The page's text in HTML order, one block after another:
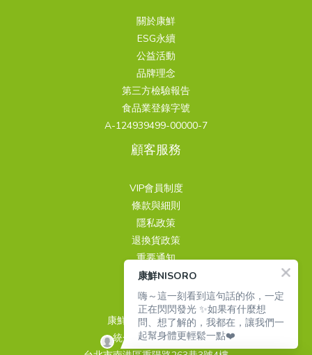
積，因此選購與食用時，仍應以一般營養補充的角度看待，避免對
產品抱持過度期待。— 口服 PDRN 和外用 PDRN 差異比較比較項目
口服 PDRN（吃的／喝的）外用 PDRN（精華液／安瓶）使用途徑經
消化分解與消化道吸收塗抹於肌膚表面，作為局部保養使用便利性
飲品或膠囊形式，方便納入日常補充需搭配清潔與日常保養步驟使
用分子處理方式經消化酵素分解為核苷酸或核苷後吸收實際滲透情
形取決於分子量、配方與劑型設計兩者關係兩者並非互相取代，而
是不同的產品形式與保養思路— 口服 PDRN 經常搭配哪些成分？市
面上的口服 PDRN 多採複合配方設計，常見搭配成分包括：●膠原
市場上常見的配方組合。●透明質酸鈉（玻尿酸）：常用於主打水
潤保養概念的複合配方。●維生素 C（L-抗壞血酸）：作為抗氧化營
養素，常見於日常美容保健產品中。●輔酶 Q10：常搭配於複合型
抗氧化配方。●複合胜肽：部分品牌會加入複合胜肽，作為產品配
方與定位上的差異。 喝的 PDRN 如何挑選？5 大要點要知道！隨著
臺灣口服 PDRN 市場快速發展，市面上的產品選擇越來越多，但不
同品牌在原料來源、成分標示與檢驗資訊上，仍可能存在差異。選
購前可從以下 5 個方向逐一確認，幫助自己更有依據地比較產品：
— 1. PDRN 來源是否清楚標示？先查看產品標籤或品牌官網，是否
清楚說明 PDRN 的原料來源，例如：挪威鮭魚精巢 DNA 萃取。若
有活躍感染者：建議先諮詢主治醫師，暫緩療程至恢復後再評估。
麗珠蘭屬於醫療行為，應在合法醫療院所，由合格醫師進行評估與
操作。術前諮詢時，應完整告知個人病史、用藥情況、過敏史及曾
接受的醫美療程，並確認產品來源與標示，避免由非醫師操作，或
在非醫療場所接受注射。 喝的、口服麗珠蘭是什麼？保健食品定義
看這邊！「喝的麗珠蘭」並不是 REJURAN 麗珠蘭品牌推出的口服產
品，而是市場上對含有 PDRN、PN 或核苷酸相關成分的保健食品的
通俗說法。這類名稱的流行，反映出消費者對 PDRN 成分的關注，
定位、使用方式與人體利用途徑上皆不相同，不能直接比照注射療
程的作用或結果。— 口服核苷酸進入人體後如何被利用？口服
PDRN、PN 或其他核酸相關成分進入消化道後，通常會經過消化分
解，轉化為核苷酸、核苷、含氮鹼基等較小的分子，其中部分成分
可能經消化道吸收，並參與體內代謝。核苷酸原本就是人體與日常
食物中可見的成分，也是合成 DNA、RNA 的基本材料之一，並參與
多項生理代謝過程。母乳中本身也含有核苷酸，學術研究曾探討膳
食核苷酸與腸道功能、營養利用及免疫相關生理機制的關聯。需要
留意的是，目前關於口服 PDRN、PN 保健食品的研究，仍以原料研
（Tripeptide）組成胺基酸數量2 個（如 Pro-Hyp）3 個（如 Gly-
Pro-Hyp）代表序列Pro-Hyp（脯胺酸－羥脯胺酸）Gly-Pro-
Hyp（甘胺酸－脯胺酸－羥脯胺酸）常見來源魚皮、豬皮膠原蛋白水
解深海魚皮膠原蛋白精製水解（成本較高）吸收機制可透過 PepT1
吸收；有多項人體吸收研究同樣透過 PepT1 吸收；血中穩定存在研
究較多產品應用一般膠原蛋白飲品、膠囊主流配方高端膠原蛋白飲
品，常標榜「三胜肽」差異化市場價格帶中等較高（純化成本較
高）研究數量Pro-Hyp 相關文獻豐富Gly-Pro-Hyp 近年研究快速增
如：改善皮膚等功效。目前也沒有足夠證據可直接認定「三胜肽一
定比二胜肽更好」。選購產品時，建議除了留意胜肽種類之外，也
一併確認原料來源、含量標示是否清楚，以及是否通過第三方安全
檢驗，才能更全面地評估產品品質。 哪些人適合補充膠原蛋白胜
肽？哪些族群要特別注意？膠原蛋白胜肽常被應用於一般食品或營
養補充產品中，可依照個人的飲食習慣、生活型態與保養需求評估
是否補充。以下整理較常見的適合族群，以及食用前需要多加留意
的情況。— 哪些人適合補充膠原蛋白胜肽？●注重日常美容保養
者：隨著年齡增加，人體膠原蛋白的合成與代謝狀況也可能有所變
化，因此有日常保養需求者，常會將膠原蛋白胜肽納入補充選項。
色，而非唯一解方。NISORO 康鮮內容團隊本文彙整 NISORO 睡眠
主題系列前 7 篇文章的重點，內容參考睡眠醫學、時序生物學與相
關臨床試驗公開發表的同儕審查研究。最後更新：2026 年 7 月。參
考資料（本 Hub 全系列彙整）1. Kishi A, Van Dongen HPA.
Phenotypic Interindividual Differences in the Dynamic Structure
of Sleep in Healthy Young Adults. Nature and Science of Sleep.
Communications Biology. 2022.3. Van Cauter E, et al. Age-related
with growth hormone and cortisol levels in healthy men. JAMA.
2000.4. Meyer N, Harvey AG, Lockley SW, Dijk DJ. Circadian
rhythms and disorders of the timing of sleep. The Lancet. 2022.
DOI5. Figueiro MG, et al. The impact of daytime light exposures
on sleep and mood in office workers. Sleep Health. 2017.6.
Münch M, et al. Blue-Enriched Morning Light as a
Countermeasure to Light at the Wrong Time.
Neuropsychobiology. 2017.7. Garbarino S, et al. Role of sleep
deprivation in immune-related disease risk and outcomes.
Communications Biology. 2021. DOI8. Lo Martire V, et al. Stress &
165 名受試者中比較 20 毫克與 30 毫克劑量，4 週後兩個劑量組在
睡眠困擾評分（AIS）與睡眠品質評分（SQS）上都比安慰劑組有更
明顯的改善，同時受試者自評的壓力感受也有下降。 從研究到產
品，中間的距離在哪裡這裡想誠實說明一件事：上述研究都是針對
番紅花萃取物本身進行的臨床試驗，測試的是特定劑量、特定萃取
工藝下的番紅花，不是針對任何特定品牌或產品。不同產品的萃取
來源、標準化程度、劑量都不盡相同，研究結果提供的是這個成分
的科學基礎，不代表市面上所有番紅花產品都會有一樣的效果。這
也是為什麼我們認為，看懂研究本身，比只看到「番紅花有效」這
NISORO 的躺好眠數羊膠囊採用番紅花萃取，定位是日常睡眠品質
的營養補充，幫助放鬆、支持入睡前的身心狀態，屬於食品而非藥
物，不能取代醫師的診斷與治療。如果只是偶爾睡不好，前面幾篇
談到的作息、光線、環境調整，通常已經能帶來明顯改善；營養補
充比較適合作為這些調整之外，錦上添花的輔助角色，而不是唯一
的解方。 誰適合、誰需要多留意日常作息已經盡量調整、仍希望多
一份輔助的人，可以將番紅花補充列入考慮。但懷孕、哺乳期婦
女，或正在服用其他藥物、有慢性病史的人，建議先諮詢醫師或藥
師，再決定是否補充。如果睡眠困擾已經嚴重影響日常生活，或懷
疑有睡眠障礙相關疾病，也請優先尋求專業醫師評估，不建議只靠
眠連續性。2021 年一項在上海進行的田野研究則發現，當地受試者
實際回報最舒適的室溫落在 24.8°C 附近，深睡期時間與室溫呈負相
關。兩份研究數字不完全一致，很可能反映不同氣候與生活習慣下
的適應差異，但方向一致：室溫偏高，深睡期都會被壓縮。找到自
己感覺涼爽、不悶熱的溫度，比硬套某個數字更實際。— 2. 把夜間
噪音壓在 35 分貝以下同一份《Indoor Air》綜述指出，夜間噪音超
過約 35 分貝，與 REM 睡眠被打斷有明確關聯。2023 年一項針對
62 人、連續 14 天的實測研究也發現，噪音是所有測量的環境變項
比噪音最低的組別低了將近 5 個百分點。耳塞、白噪音機、或單純
把窗戶關緊，都是簡單有效的做法。— 3. 睡前讓房間通通風上述的
上海研究發現，臥室二氧化碳濃度和深睡期時間呈負相關；2023 年
的實測研究也證實，二氧化碳濃度越高，睡眠效率下降得越明顯。
密閉房間睡一整晚，二氧化碳濃度容易慢慢累積。睡前開窗通風幾
分鐘，或睡覺時留一點空氣流通的縫隙，是很容易被忽略、卻有實
證支持的一步。— 4. 睡前一到兩小時，把燈光調暗如同前面談生理
時鐘的文章所述，晚上的短波長藍光會延後褪黑激素分泌。《Indoor
Air》綜述進一步指出，晚間暴露在 460 到 480 奈米波段、亮度超過
30 到 50 勒克斯的藍光下，就足以干擾生理時鐘，青少年與敏感族
關於康鮮
ESG永續
公益活動
品牌理念
第三方檢驗報告
食品業登錄字號
A-124939499-00000-7
顧客服務
VIP會員制度
條款與細則
隱私政策
退換貨政策
重要通知
聯繫我們
康鮮國際股份有限公司
統一編號 24939499
康鮮NISORO
嗨～這一刻看到這句話的你，一定
正在閃閃發光 ✨如果有什麼想
問、想了解的，我都在，讓我們一
起幫身體更輕鬆一點❤️